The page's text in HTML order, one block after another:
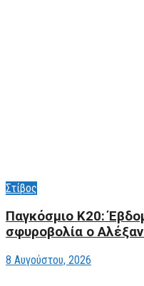
Στίβος
Παγκόσμιο Κ20:
σφυροβολία ο
8 Αυγούστου, 2026